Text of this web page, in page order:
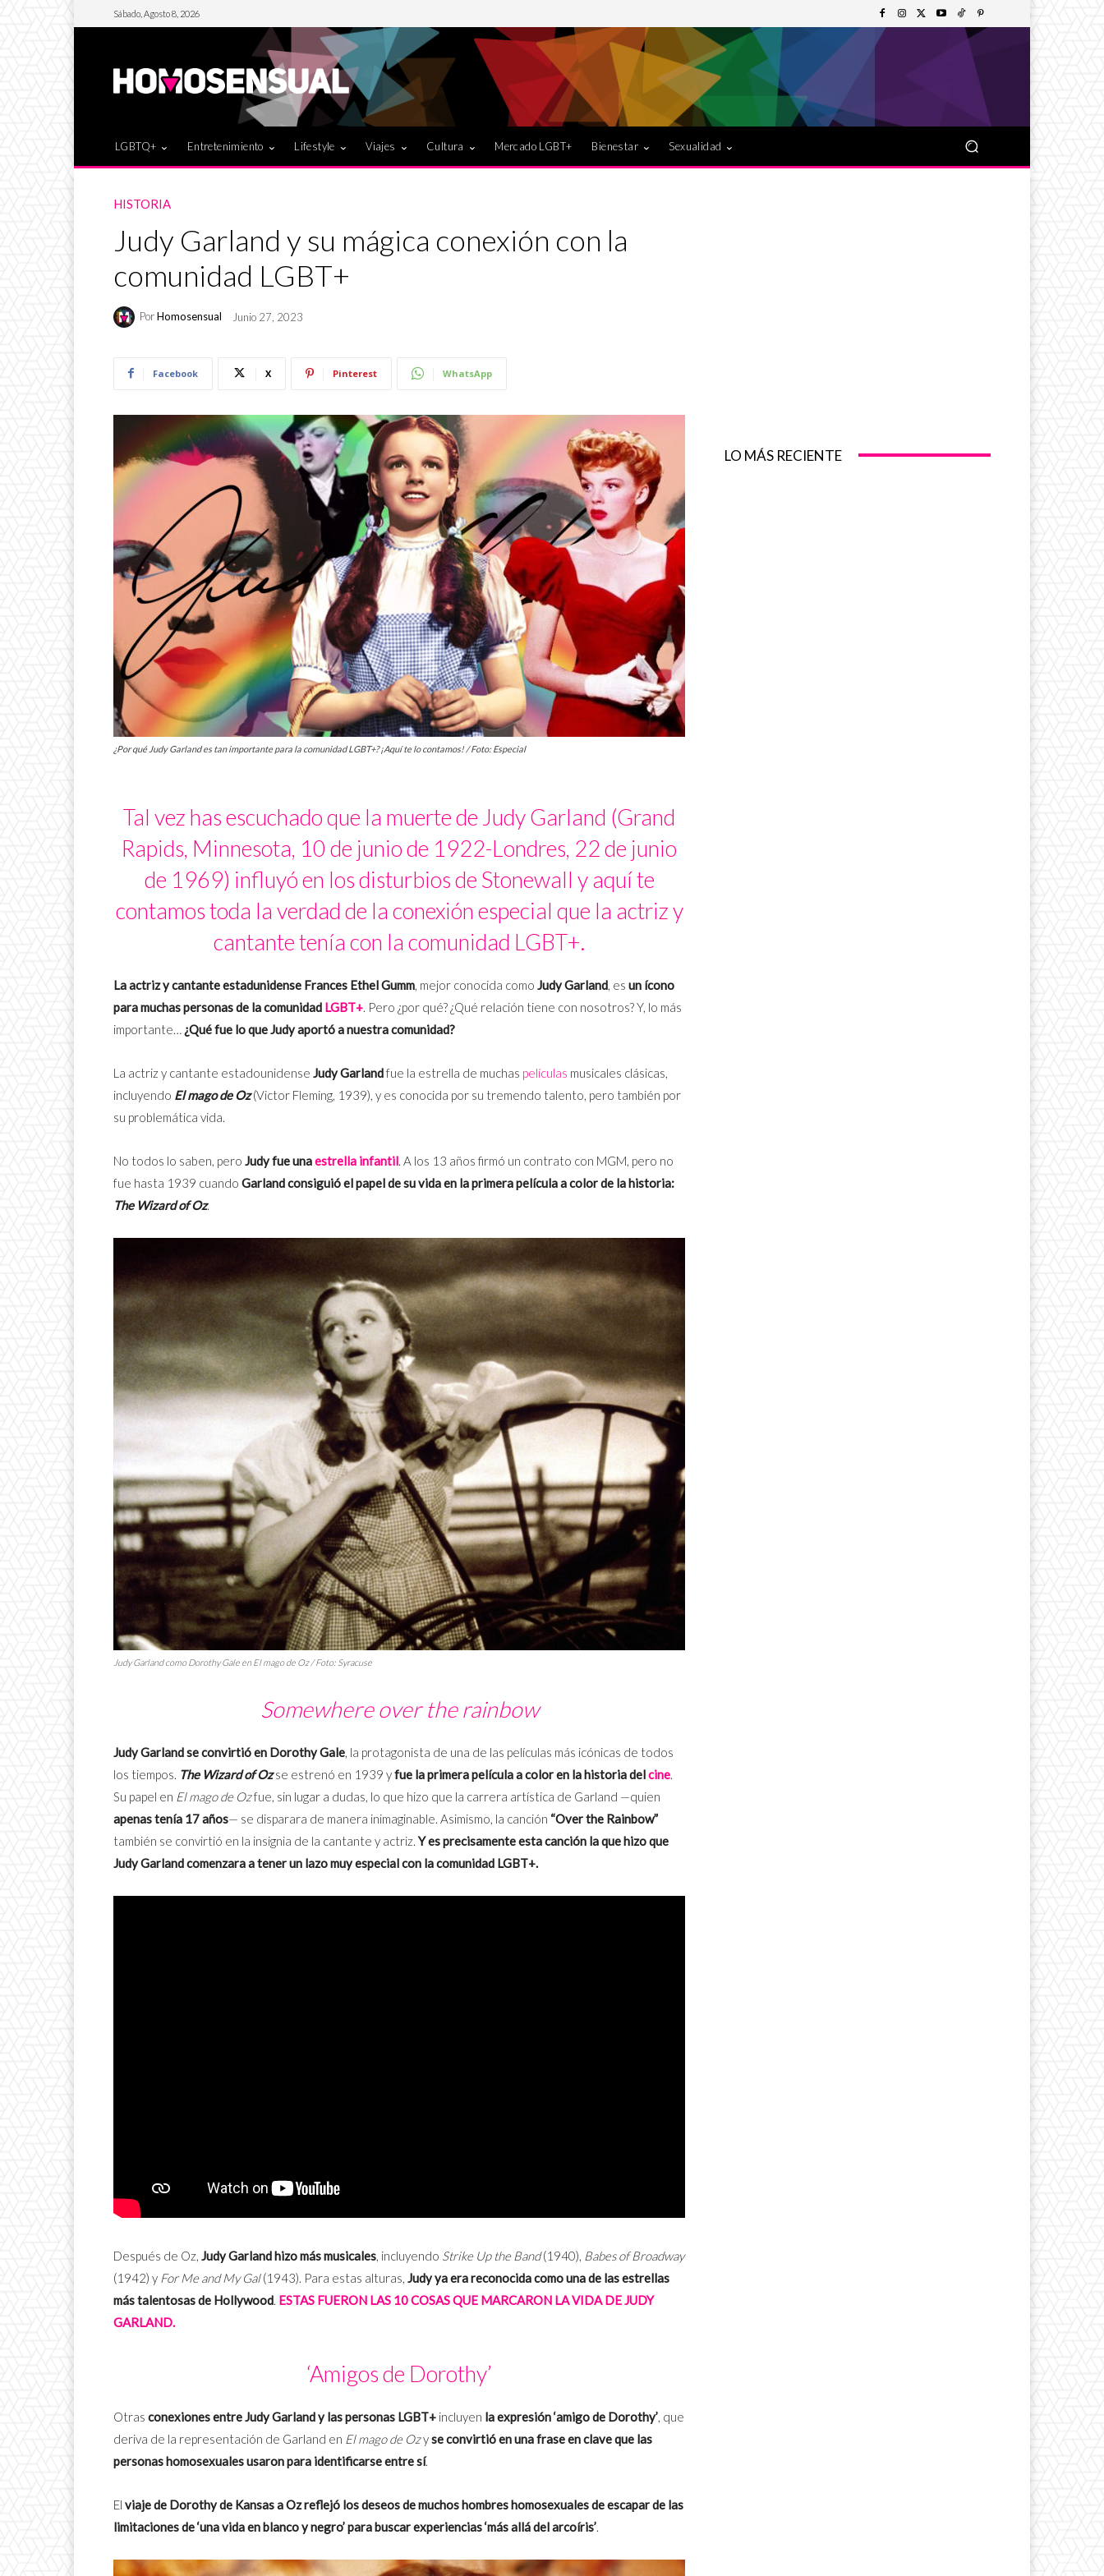
Sábado, Agosto 8, 2026
LGBTQ+ Entretenimiento Lifestyle Viajes Cultura Mercado LGBT+ Bienestar Sexualidad
HISTORIA
Judy Garland y su mágica conexión con la
comunidad LGBT+
PorHomosensual Junio 27, 2023
Facebook X Pinterest WhatsApp
¿Por qué Judy Garland es tan importante para la comunidad LGBT+? ¡Aquí te lo contamos! / Foto: Especial
Tal vez has escuchado que la muerte de Judy Garland (Grand
Rapids, Minnesota, 10 de junio de 1922-Londres, 22 de junio
de 1969) influyó en los disturbios de Stonewall y aquí te
contamos toda la verdad de la conexión especial que la actriz y
cantante tenía con la comunidad LGBT+.
La actriz y cantante estadunidense Frances Ethel Gumm, mejor conocida como Judy Garland, es un ícono
para muchas personas de la comunidad LGBT+. Pero ¿por qué? ¿Qué relación tiene con nosotros? Y, lo más
importante… ¿Qué fue lo que Judy aportó a nuestra comunidad?
La actriz y cantante estadounidense Judy Garlandfue la estrella de muchas películas musicales clásicas,
incluyendo El mago de Oz(Victor Fleming, 1939), y es conocida por su tremendo talento, pero también por
su problemática vida.
No todos lo saben, pero Judy fue unaestrella infantil. A los 13 años firmó un contrato con MGM, pero no
fue hasta 1939 cuando Garland consiguió el papel de su vida en la primera película a color de la historia:
The Wizard of Oz.
Judy Garland como Dorothy Gale en El mago de Oz/ Foto: Syracuse
Somewhere over the rainbow
Judy Garland se convirtió en Dorothy Gale, la protagonista de una de las películas más icónicas de todos
los tiempos. The Wizard of Ozse estrenó en 1939 yfue la primera película a color en la historia delcine.
Su papel en El mago de Ozfue, sin lugar a dudas, lo que hizo que la carrera artística de Garland —quien
apenas tenía 17 años— se disparara de manera inimaginable. Asimismo, la canción “Over the Rainbow”
también se convirtió en la insignia de la cantante y actriz.Y es precisamente esta canción la que hizo que
Judy Garland comenzara a tener un lazo muy especial con la comunidad LGBT+.
Después de Oz, Judy Garland hizo más musicales, incluyendo Strike Up the Band(1940), Babes of Broadway
(1942) y For Me and My Gal(1943). Para estas alturas, Judy ya era reconocida como una de las estrellas
más talentosas de Hollywood. ESTAS FUERON LAS 10 COSAS QUE MARCARON LA VIDA DE JUDY
GARLAND.
‘Amigos de Dorothy’
Otras conexiones entre Judy Garland y las personas LGBT+ incluyen la expresión ‘amigo de Dorothy’, que
deriva de la representación de Garland en El mago de Ozyse convirtió en una frase en clave que las
personas homosexuales usaron para identificarse entre sí.
El viaje de Dorothy de Kansas a Oz reflejó los deseos de muchos hombres homosexuales de escapar de las
limitaciones de ‘una vida en blanco y negro’ para buscar experiencias ‘más allá del arcoíris’.
LO MÁS RECIENTE